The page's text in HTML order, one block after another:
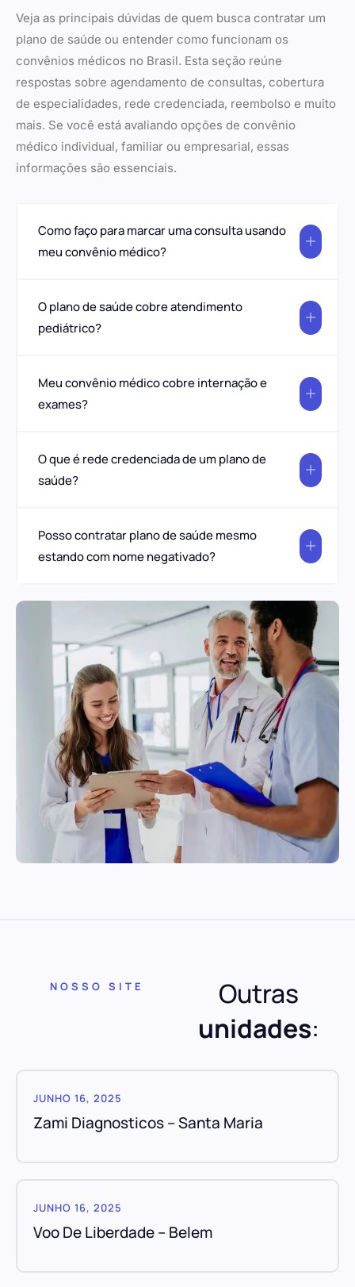
Veja as principais dúvidas de quem busca contratar um
plano de saúde ou entender como funcionam os
convênios médicos no Brasil. Esta seção reúne
respostas sobre agendamento de consultas, cobertura
de especialidades, rede credenciada, reembolso e muito
mais. Se você está avaliando opções de convênio
médico individual, familiar ou empresarial, essas
informações são essenciais.
Como faço para marcar uma consulta usando
meu convênio médico?
O plano de saúde cobre atendimento
pediátrico?
Meu convênio médico cobre internação e
exames?
O que é rede credenciada de um plano de
saúde?
Posso contratar plano de saúde mesmo
estando com nome negativado?
NOSSO SITE
Outras
unidades:
JUNHO 16, 2025
Zami Diagnosticos – Santa Maria
JUNHO 16, 2025
Voo De Liberdade – Belem